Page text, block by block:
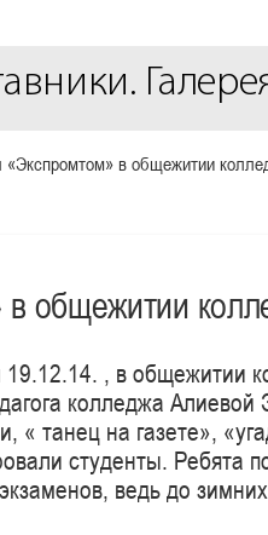
в общежитии
общежитии
, в общежитии
колледжа
« танец на газете»,
студенты. Ребята
ведь до